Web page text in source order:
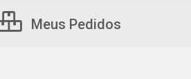
Meus Pedidos